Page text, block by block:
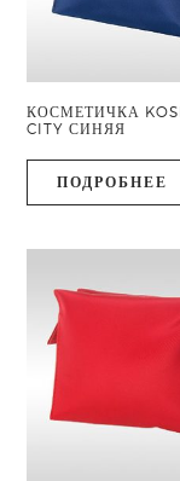
КОСМЕТИЧКА
CITY СИНЯЯ
ПОДРОБНЕЕ